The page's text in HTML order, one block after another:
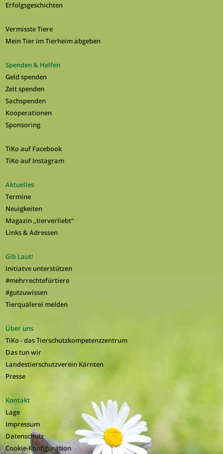
Erfolgsgeschichten
Vermisste Tiere
Mein Tier im Tierheim abgeben
Spenden & Helfen
Geld spenden
Zeit spenden
Sachspenden
Kooperationen
Sponsoring
TiKo auf Facebook
TiKo auf Instagram
Aktuelles
Termine
Neuigkeiten
Magazin „tierverliebt“
Links & Adressen
Gib Laut!
Initiatve unterstützen
#mehrrechtefürtiere
#gutzuwissen
Tierquälerei melden
Über uns
TiKo - das Tierschutzkompetenzzentrum
Das tun wir
Landestierschutzverein Kärnten
Presse
Kontakt
Lage
Impressum
Datenschutz
Cookie-Konfiguration